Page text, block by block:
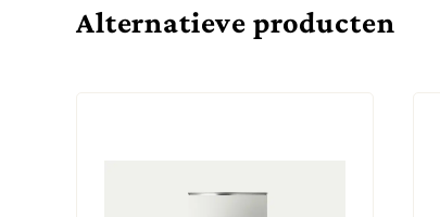
Alternatieve producten